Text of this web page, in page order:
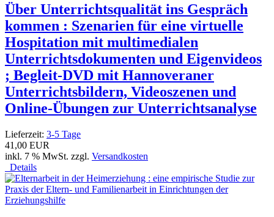
Über Unterrichtsqualität ins Gespräch
kommen : Szenarien für eine virtuelle
Hospitation mit multimedialen
Unterrichtsdokumenten und Eigenvideos
; Begleit-DVD mit Hannoveraner
Unterrichtsbildern, Videoszenen und
Online-Übungen zur Unterrichtsanalyse
Lieferzeit: 3-5 Tage
41,00 EUR
inkl. 7 % MwSt. zzgl. Versandkosten
Details